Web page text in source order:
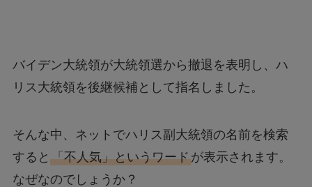
バイデン大統領が大統領選から撤退を表明し、ハ
リス大統領を後継候補として指名しました。
そんな中、ネットでハリス副大統領の名前を検索
すると 「不人気」というワードが表示されます。
なぜなのでしょうか？